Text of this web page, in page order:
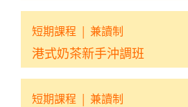
短期課程 | 兼讀制
港式奶茶新手沖調班
短期課程 | 兼讀制